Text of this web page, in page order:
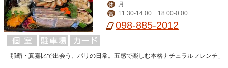
休 月
営 11:30-14:00 18:00-0:00
098-885-2012
「那覇・真嘉比で出会う、パリの日常。五感で楽しむ本格ナチュラルフレンチ」